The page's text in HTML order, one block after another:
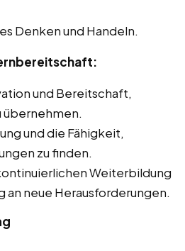
Denken und Handeln.
und Bereitschaft,
übernehmen.
und die Fähigkeit,
zu finden.
Weiterbildung
an neue Herausforderungen.